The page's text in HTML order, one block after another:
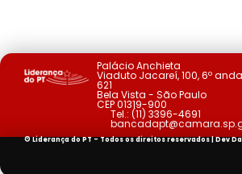
Palácio Anchieta
Viaduto Jacareí, 100, 6º
621
Bela Vista - São Paulo
CEP 01319-900
Tel.: (11) 3396-4691
© Liderança do PT - Todos os direitos reservados | Dev